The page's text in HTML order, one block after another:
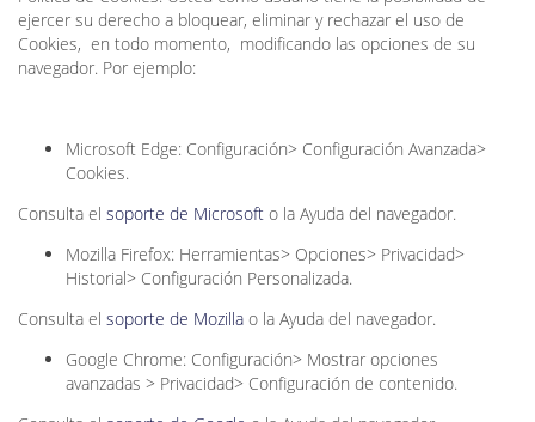
ejercer su derecho a bloquear, eliminar y rechazar el uso de
Cookies, en todo momento, modificando las opciones de su
navegador. Por ejemplo:
Microsoft Edge: Configuración> Configuración Avanzada>
Cookies.
Consulta el soporte de Microsoft o la Ayuda del navegador.
Mozilla Firefox: Herramientas> Opciones> Privacidad>
Historial> Configuración Personalizada.
Consulta el soporte de Mozilla o la Ayuda del navegador.
Google Chrome: Configuración> Mostrar opciones
avanzadas > Privacidad> Configuración de contenido.